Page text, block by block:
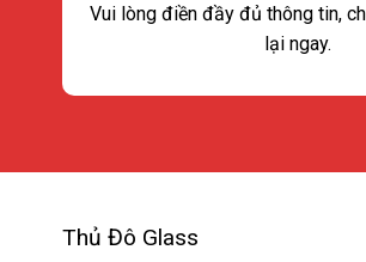
Vui lòng điền đầy đủ thông tin,
lại ngay.
Thủ Đô Glass